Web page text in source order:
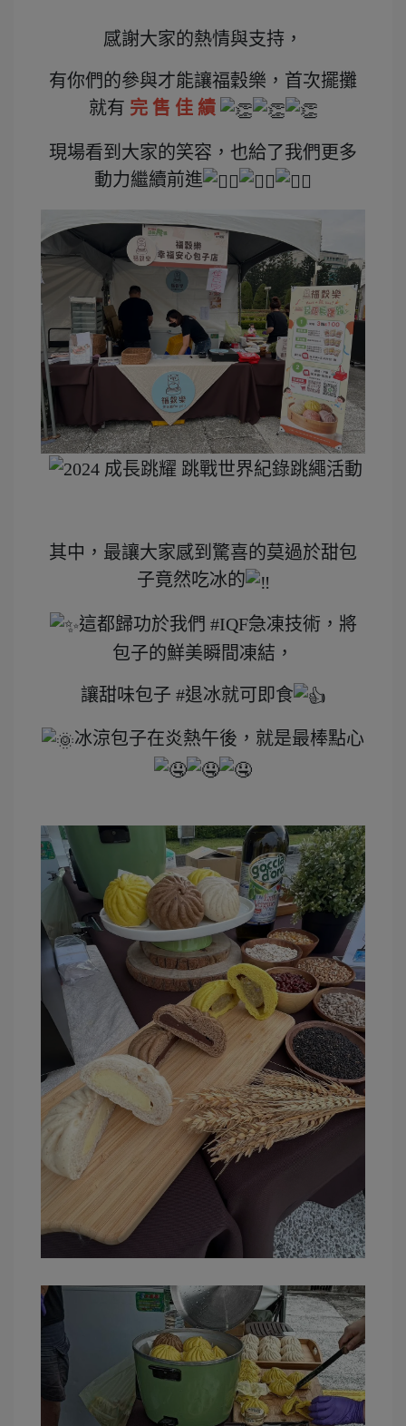
感謝大家的熱情與支持，
有你們的參與才能讓福穀樂，首次擺攤
就有 完 售 佳 績
現場看到大家的笑容，也給了我們更多
動力繼續前進
其中，最讓大家感到驚喜的莫過於甜包
子竟然吃冰的
這都歸功於我們 #IQF急凍技術，將
包子的鮮美瞬間凍結，
讓甜味包子 #退冰就可即食
冰涼包子在炎熱午後，就是最棒點心